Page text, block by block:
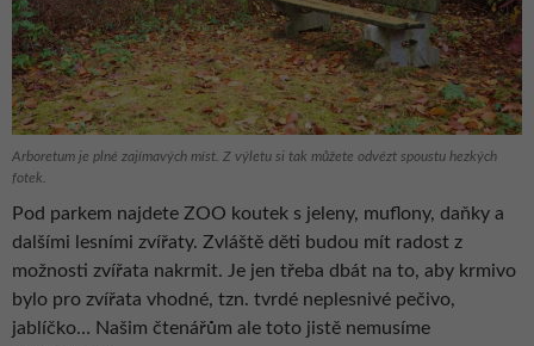
Arboretum je plné zajímavých míst. Z výletu si tak můžete odvézt spoustu hezkých
fotek.
Pod parkem najdete ZOO koutek s jeleny, muflony, daňky a
dalšími lesními zvířaty. Zvláště děti budou mít radost z
možnosti zvířata nakrmit. Je jen třeba dbát na to, aby krmivo
bylo pro zvířata vhodné, tzn. tvrdé neplesnivé pečivo,
jablíčko… Našim čtenářům ale toto jistě nemusíme